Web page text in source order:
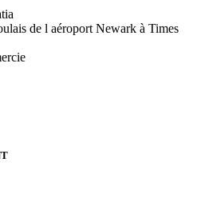
de l aéroport Newark à Times